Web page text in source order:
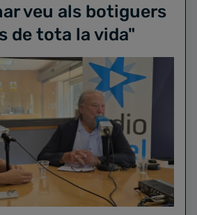
veu als botiguers
de tota la vida"